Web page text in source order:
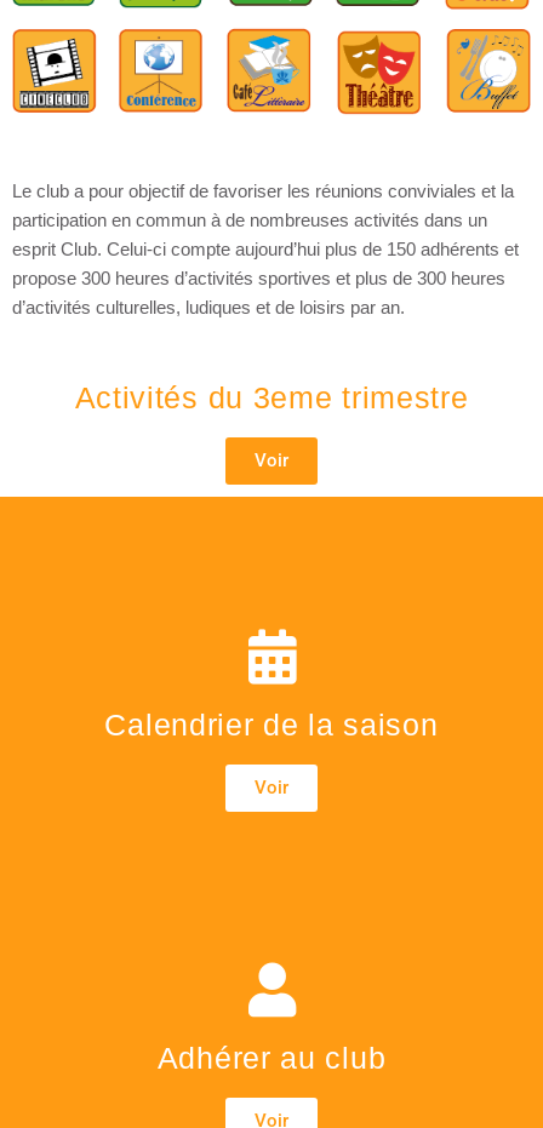
Le club a pour objectif de favoriser les réunions conviviales et la
participation en commun à de nombreuses activités dans un
esprit Club. Celui-ci compte aujourd’hui plus de 150 adhérents et
propose 300 heures d’activités sportives et plus de 300 heures
d’activités culturelles, ludiques et de loisirs par an.
Activités du 3eme trimestre
Voir
Calendrier de la saison
Voir
Adhérer au club
Voir